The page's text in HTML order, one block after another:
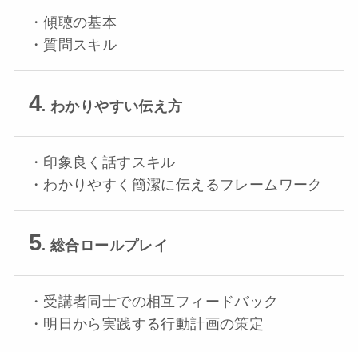
・傾聴の基本
・質問スキル
4. わかりやすい伝え方
・印象良く話すスキル
・わかりやすく簡潔に伝えるフレームワーク
5. 総合ロールプレイ
・受講者同士での相互フィードバック
・明日から実践する行動計画の策定